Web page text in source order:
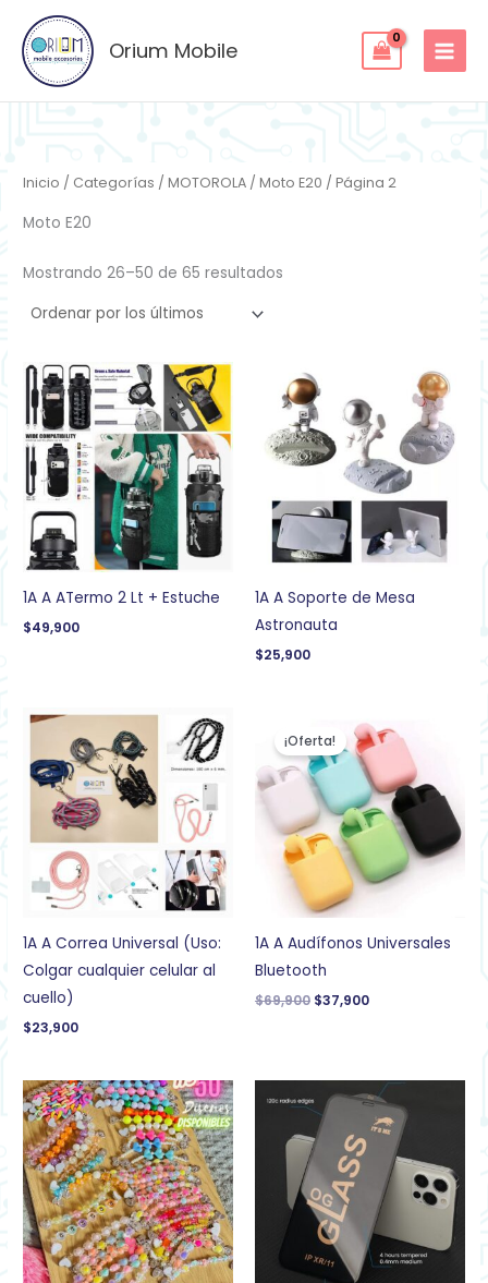
contenido
Orium Mobile
Inicio / Categorías /MOTOROLA /Moto E20 / Página 2
Moto E20
Mostrando 26–50 de 65 resultados
1A A ATermo 2 Lt + Estuche
$49,900
1A A Soporte de Mesa
Astronauta
$25,900
1A A Correa Universal (Uso:
Colgar cualquier celular al
cuello)
$23,900
¡Oferta!
1A A Audífonos Universales
Bluetooth
$69,900
precio
original
era:
$69,900.
$37,900
precio
actual
es:
$37,900.